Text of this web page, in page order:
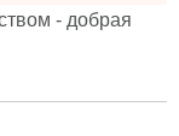
- добрая